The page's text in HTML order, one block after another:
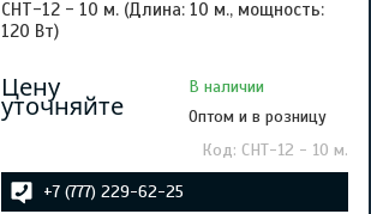
СНТ-12 - 10 м. (Длина: 10 м., мощность:
120 Вт)
Цену
уточняйте
В наличии
Оптом и в розницу
СНТ-12 - 10 м.
+7 (777) 229-62-25